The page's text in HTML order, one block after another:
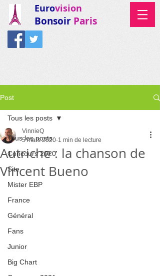
Eurovision
Bonsoir Paris
Post
Tous les posts
Concours 2020
Site
Mister EBP
France
Général
Fans
Junior
Big Chart
Tous les posts
Autriche : la chanson de
Vincent Bueno
VinnieQ
5 mars 2020 1 min de lecture